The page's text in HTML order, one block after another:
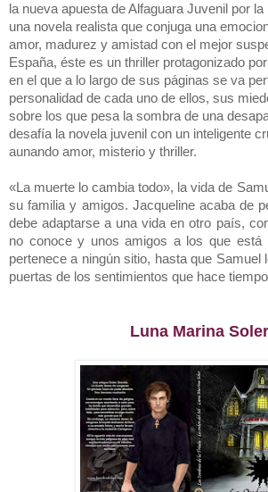
la nueva apuesta de Alfaguara Juvenil por
una novela realista que conjuga una
amor, madurez y amistad con el mejor
España, éste es un thriller protagonizado
en el que a lo largo de sus páginas se va
personalidad de cada uno de ellos, sus
sobre los que pesa la sombra de una
desafía la novela juvenil con un inteligente
aunando amor, misterio y thriller.
«La muerte lo cambia todo», la vida de
su familia y amigos. Jacqueline acaba de
debe adaptarse a una vida en otro país,
no conoce y unos amigos a los que está
pertenece a ningún sitio, hasta que Samuel
puertas de los sentimientos que hace
Luna Marina Soler